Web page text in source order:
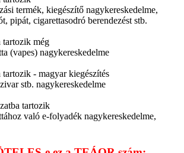
termék, kiegészítő nagykereskedelme,
pipát, cigarettasodró berendezést stb.
tartozik még
(vapes) nagykereskedelme
tartozik - magyar kiegészítés
stb. nagykereskedelme
tartozik
való e-folyadék nagykereskedelme,